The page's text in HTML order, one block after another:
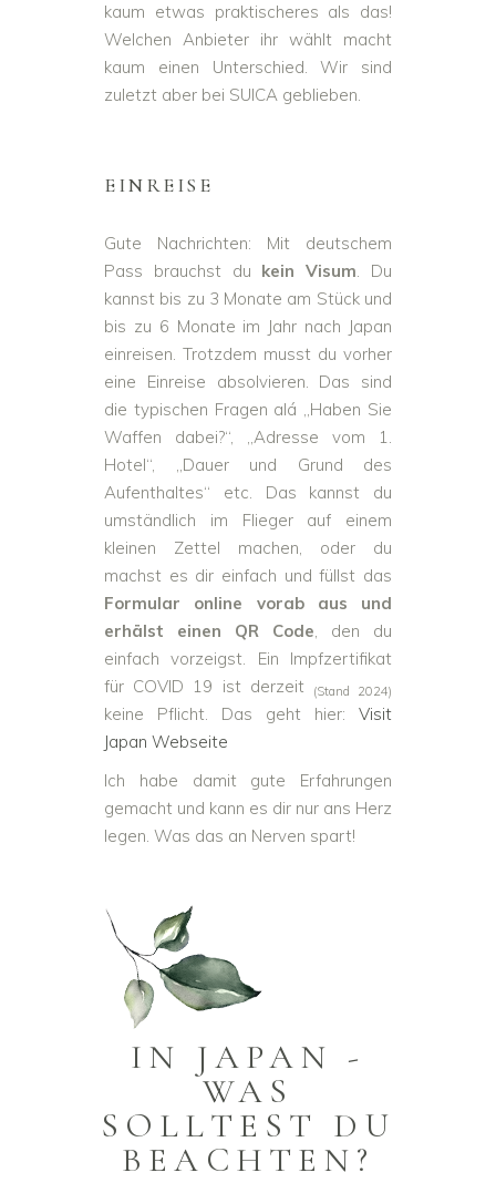
kaum etwas praktischeres als das!
Welchen Anbieter ihr wählt macht
kaum einen Unterschied. Wir sind
zuletzt aber bei SUICA geblieben.
EINREISE
Gute Nachrichten: Mit deutschem
Pass brauchst du kein Visum. Du
kannst bis zu 3 Monate am Stück und
bis zu 6 Monate im Jahr nach Japan
einreisen. Trotzdem musst du vorher
eine Einreise absolvieren. Das sind
die typischen Fragen alá „Haben Sie
Waffen dabei?“, „Adresse vom 1.
Hotel“, „Dauer und Grund des
Aufenthaltes“ etc. Das kannst du
umständlich im Flieger auf einem
kleinen Zettel machen, oder du
machst es dir einfach und füllst das
Formular online vorab aus und
erhälst einen QR Code, den du
einfach vorzeigst. Ein Impfzertifikat
für COVID 19 ist derzeit
(Stand 2024)
keine Pflicht. Das geht hier: Visit
Japan Webseite
Ich habe damit gute Erfahrungen
gemacht und kann es dir nur ans Herz
legen. Was das an Nerven spart!
IN JAPAN -
WAS
SOLLTEST DU
BEACHTEN?